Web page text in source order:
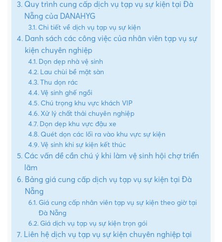
Quy trình cung cấp dịch vụ tạp vụ sự kiện tại Đà
Nẵng của DANAHYG
Chi tiết về dịch vụ tạp vụ sự kiện
Danh sách các công việc của nhân viên tạp vụ sự
kiện chuyên nghiệp
Dọn dẹp nhà vệ sinh
Lau chùi bề mặt sàn
Thu dọn rác
Vệ sinh ghế ngồi
Chú trọng khu vực khách VIP
Xử lý chất thải chuyên nghiệp
Dọn dẹp khu vực đậu xe
Quét dọn các lối ra vào khu vực sự kiện
Vệ sinh khi sự kiện kết thúc
Các vấn đề cần chú ý khi làm vệ sinh hội chợ triển
lãm
Bảng giá cung cấp dịch vụ tạp vụ sự kiện tại Đà
Nẵng
Giá cung cấp nhân viên tạp vụ sự kiện theo giờ tại
Đà Nẵng
Giá dịch vụ tạp vụ sự kiện trọn gói
Liên hệ dịch vụ tạp vụ sự kiện chuyên nghiệp tại